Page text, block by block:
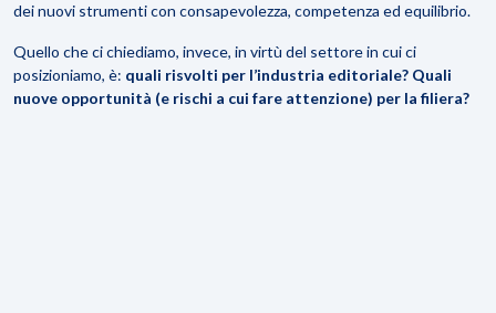
dei nuovi strumenti con consapevolezza, competenza ed equilibrio.
Quello che ci chiediamo, invece, in virtù del settore in cui ci
posizioniamo, è: quali risvolti per l’industria editoriale? Quali
nuove opportunità (e rischi a cui fare attenzione) per la filiera?